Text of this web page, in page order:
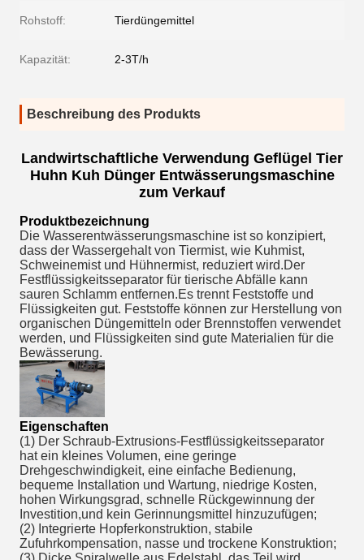
Rohstoff: Tierdüngemittel
Kapazität: 2-3T/h
Beschreibung des Produkts
Landwirtschaftliche Verwendung Geflügel Tier
Huhn Kuh Dünger Entwässerungsmaschine
zum Verkauf
Produktbezeichnung
Die Wasserentwässerungsmaschine ist so konzipiert,
dass der Wassergehalt von Tiermist, wie Kuhmist,
Schweinemist und Hühnermist, reduziert wird.Der
Festflüssigkeitsseparator für tierische Abfälle kann
sauren Schlamm entfernen.Es trennt Feststoffe und
Flüssigkeiten gut. Feststoffe können zur Herstellung von
organischen Düngemitteln oder Brennstoffen verwendet
werden, und Flüssigkeiten sind gute Materialien für die
Bewässerung.
Eigenschaften
(1) Der Schraub-Extrusions-Festflüssigkeitsseparator
hat ein kleines Volumen, eine geringe
Drehgeschwindigkeit, eine einfache Bedienung,
bequeme Installation und Wartung, niedrige Kosten,
hohen Wirkungsgrad, schnelle Rückgewinnung der
Investition,und kein Gerinnungsmittel hinzuzufügen;
(2) Integrierte Hopferkonstruktion, stabile
Zufuhrkompensation, nasse und trockene Konstruktion;